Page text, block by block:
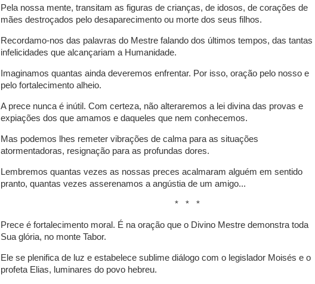
Pela nossa mente, transitam as figuras de crianças, de idosos, de corações de
mães destroçados pelo desaparecimento ou morte dos seus filhos.
Recordamo-nos das palavras do Mestre falando dos últimos tempos, das tantas
infelicidades que alcançariam a Humanidade.
Imaginamos quantas ainda deveremos enfrentar. Por isso, oração pelo nosso e
pelo fortalecimento alheio.
A prece nunca é inútil. Com certeza, não alteraremos a lei divina das provas e
expiações dos que amamos e daqueles que nem conhecemos.
Mas podemos lhes remeter vibrações de calma para as situações
atormentadoras, resignação para as profundas dores.
Lembremos quantas vezes as nossas preces acalmaram alguém em sentido
pranto, quantas vezes asserenamos a angústia de um amigo...
* * *
Prece é fortalecimento moral. É na oração que o Divino Mestre demonstra toda
Sua glória, no monte Tabor.
Ele se plenifica de luz e estabelece sublime diálogo com o legislador Moisés e o
profeta Elias, luminares do povo hebreu.